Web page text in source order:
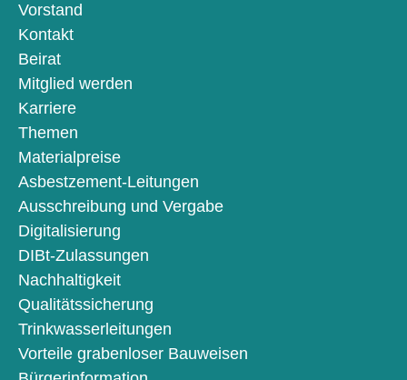
Vorstand
Kontakt
Beirat
Mitglied werden
Karriere
Themen
Materialpreise
Asbestzement-Leitungen
Ausschreibung und Vergabe
Digitalisierung
DIBt-Zulassungen
Nachhaltigkeit
Qualitätssicherung
Trinkwasserleitungen
Vorteile grabenloser Bauweisen